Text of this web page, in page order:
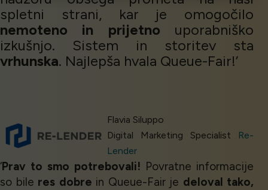
spletni strani, kar je omogočilo
nemoteno in prijetno uporabniško
izkušnjo. Sistem in storitev sta
vrhunska. Najlepša hvala Queue-Fair!’
Flavia Siluppo
Digital Marketing Specialist
Re-
Lender
‘Prav to smo potrebovali! Povratne informacije
so bile res dobre in Queue-Fair je deloval tako,